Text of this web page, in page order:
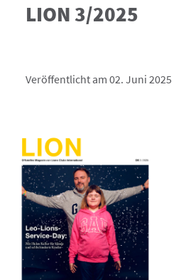
LION 3/2025
Veröffentlicht am 02. Juni 2025